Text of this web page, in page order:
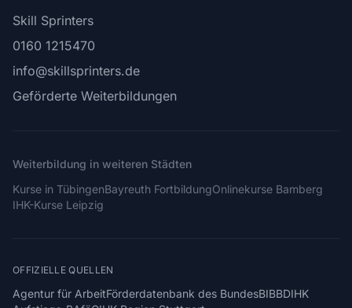
Skill Sprinters
0160 1215470
info@skillsprinters.de
Geförderte Weiterbildungen
Weiterbildung in weiteren Städten
Kurse in TübingenBayreuth FortbildungOnlinekurse Bamberg
IHK-Kurse Leipzig
OFFIZIELLE QUELLEN
Agentur für ArbeitFörderdatenbank des BundesBIBBDIHK